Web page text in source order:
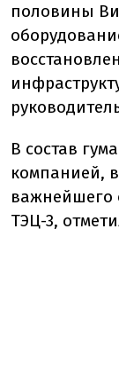
половины
В состав
компанией,
важнейшего
ТЭЦ-3,